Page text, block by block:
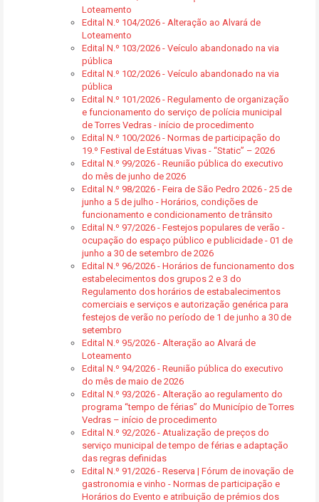
Loteamento
Edital N.º 104/2026 - Alteração ao Alvará de
Loteamento
Edital N.º 103/2026 - Veículo abandonado na via
pública
Edital N.º 102/2026 - Veículo abandonado na via
pública
Edital N.º 101/2026 - Regulamento de organização
e funcionamento do serviço de polícia municipal
de Torres Vedras - início de procedimento
Edital N.º 100/2026 - Normas de participação do
19.º Festival de Estátuas Vivas - “Static” – 2026
Edital N.º 99/2026 - Reunião pública do executivo
do mês de junho de 2026
Edital N.º 98/2026 - Feira de São Pedro 2026 - 25 de
junho a 5 de julho - Horários, condições de
funcionamento e condicionamento de trânsito
Edital N.º 97/2026 - Festejos populares de verão -
ocupação do espaço público e publicidade - 01 de
junho a 30 de setembro de 2026
Edital N.º 96/2026 - Horários de funcionamento dos
estabelecimentos dos grupos 2 e 3 do
Regulamento dos horários de estabalecimentos
comerciais e serviços e autorização genérica para
festejos de verão no período de 1 de junho a 30 de
setembro
Edital N.º 95/2026 - Alteração ao Alvará de
Loteamento
Edital N.º 94/2026 - Reunião pública do executivo
do mês de maio de 2026
Edital N.º 93/2026 - Alteração ao regulamento do
programa “tempo de férias” do Município de Torres
Vedras – início de procedimento
Edital N.º 92/2026 - Atualização de preços do
serviço municipal de tempo de férias e adaptação
das regras definidas
Edital N.º 91/2026 - Reserva | Fórum de inovação de
gastronomia e vinho - Normas de participação e
Horários do Evento e atribuição de prémios dos